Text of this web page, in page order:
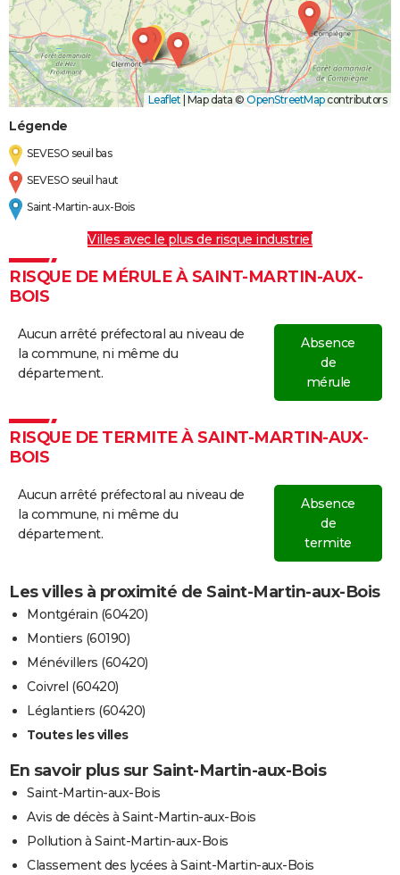
Leaflet Map data ©OpenStreetMapcontributors
Légende
SEVESO seuil bas
SEVESO seuil haut
Saint-Martin-aux-Bois
Villes avec le plus de risque industriel
RISQUE DE MÉRULE À SAINT-MARTIN-AUX-
BOIS
Aucun arrêté préfectoral au niveau de
la commune, ni même du
département.
Absence
de
mérule
RISQUE DE TERMITE À SAINT-MARTIN-AUX-
BOIS
Aucun arrêté préfectoral au niveau de
la commune, ni même du
département.
Absence
de
termite
Les villes à proximité de Saint-Martin-aux-Bois
Montgérain (60420)
Montiers (60190)
Ménévillers (60420)
Coivrel (60420)
Léglantiers (60420)
Toutes les villes
En savoir plus sur Saint-Martin-aux-Bois
Saint-Martin-aux-Bois
Avis de décès à Saint-Martin-aux-Bois
Pollution à Saint-Martin-aux-Bois
Classement des lycées à Saint-Martin-aux-Bois